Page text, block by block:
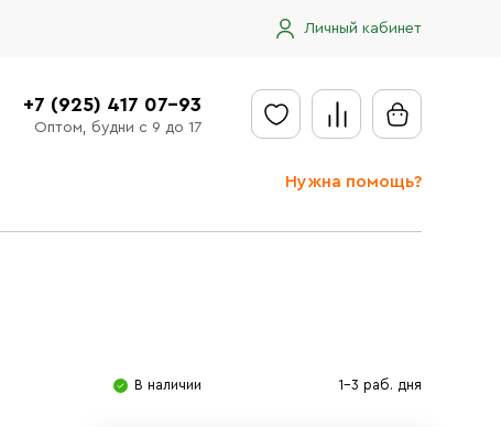
Личный кабинет
+7 (925) 417 07-93
Оптом, будни с 9 до 17
Нужна помощь?
Отправить заявку
В наличии 1-3 раб. дня